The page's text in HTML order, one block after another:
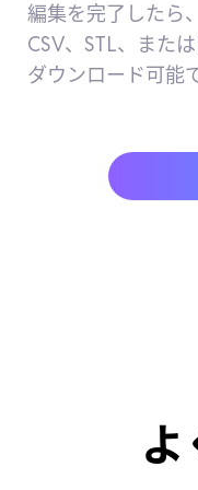
編集を完了したら
CSV、STL、また
ダウンロード可能で